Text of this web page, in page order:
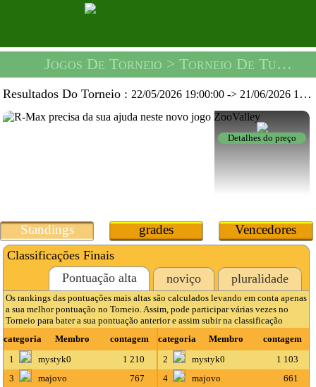
Jogos De Torneio > Torneio De Tubos Loucos -
Resultados Do Torneio :22/05/2026 19:00:00 -> 21/06/2026 19:59:59
Detalhes do preço
Standings grades Vencedores
Classificações Finais
Pontuação alta
noviço pluralidade
Os rankings das pontuações mais altas são calculados levando em conta apenas
a sua melhor pontuação no Torneio. Assim, pode participar várias vezes no
Torneio para bater a sua pontuação anterior e assim subir na classificação
categoria
Membro contagem categoria Membro
contagem
1
mystyk0 1 210 2 mystyk0
1 103
3
majovo 767 4 majovo
661